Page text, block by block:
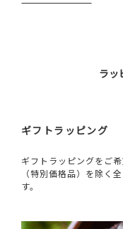
ラッ
ギフトラッピング
ギフトラッピングをご
（特別価格品）を除く
す。